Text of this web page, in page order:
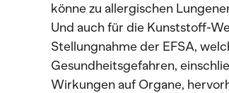
könne zu allergischen
Und auch für die Kunststoff-
Stellungnahme der EFSA,
Gesundheitsgefahren,
Wirkungen auf Organe,